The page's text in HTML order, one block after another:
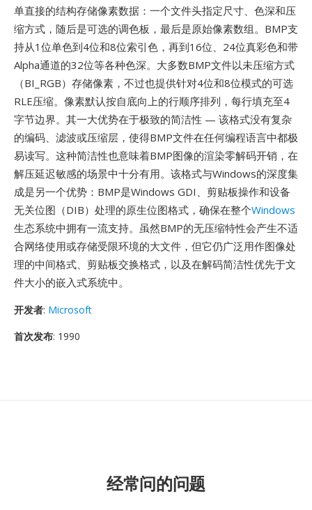
单直接的结构存储像素数据：一个文件头指定尺寸、色深和压
缩方式，随后是可选的调色板，最后是原始像素数组。BMP支
持从1位单色到4位和8位索引色，再到16位、24位真彩色和带
Alpha通道的32位等各种色深。大多数BMP文件以未压缩方式
（BI_RGB）存储像素，不过也提供针对4位和8位模式的可选
RLE压缩。像素默认按自底向上的行顺序排列，每行填充至4
字节边界。其一大优势在于极致的简洁性 — 该格式没有复杂
的编码、滤波或压缩层，使得BMP文件在任何编程语言中都极
易读写。这种简洁性也意味着BMP图像的渲染零解码开销，在
解压延迟敏感的场景中十分有用。该格式与Windows的深度集
成是另一个优势：BMP是Windows GDI、剪贴板操作和设备
无关位图（DIB）处理的原生位图格式，确保在整个Windows
生态系统中拥有一流支持。虽然BMP的无压缩特性会产生不适
合网络使用或存储受限环境的大文件，但它仍广泛用作图像处
理的中间格式、剪贴板交换格式，以及在解码简洁性优先于文
件大小的嵌入式系统中。
开发者: Microsoft
首次发布: 1990
经常问的问题